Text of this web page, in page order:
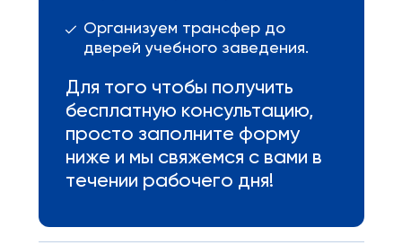
Организуем трансфер до
дверей учебного заведения.
Для того чтобы получить
бесплатную консультацию,
просто заполните форму
ниже и мы свяжемся с вами в
течении рабочего дня!